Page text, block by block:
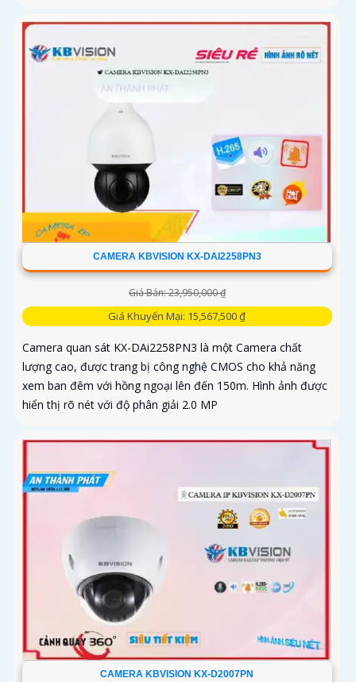
CAMERA KBVISION KX-DAI2258PN3
Giá Bán: 23,950,000 ₫
Giá Khuyến Mại: 15,567,500 ₫
Camera quan sát KX-DAi2258PN3 là một Camera chất
lượng cao, được trang bị công nghệ CMOS cho khả năng
xem ban đêm với hồng ngoại lên đến 150m. Hình ảnh được
hiển thị rõ nét với độ phân giải 2.0 MP
CAMERA KBVISION KX-D2007PN